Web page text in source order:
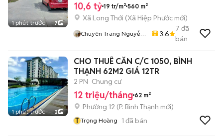
1 phút trước 7
10,6 tỷ 19 tr/m² 560 m²
Xã Long Thới (Xã Hiệp Phước mới)
Chuyên Trang Nguyễn
3.6
7 đã
bán
1 phút trước 2
CHO THUÊ CĂN C/C 1050, BÌNH
THẠNH 62M2 GIÁ 12TR
2 PN Chung cư
12 triệu/tháng 62 m²
Phường 12 (P. Bình Thạnh mới)
T Trọng Hoàng 1 đã bán